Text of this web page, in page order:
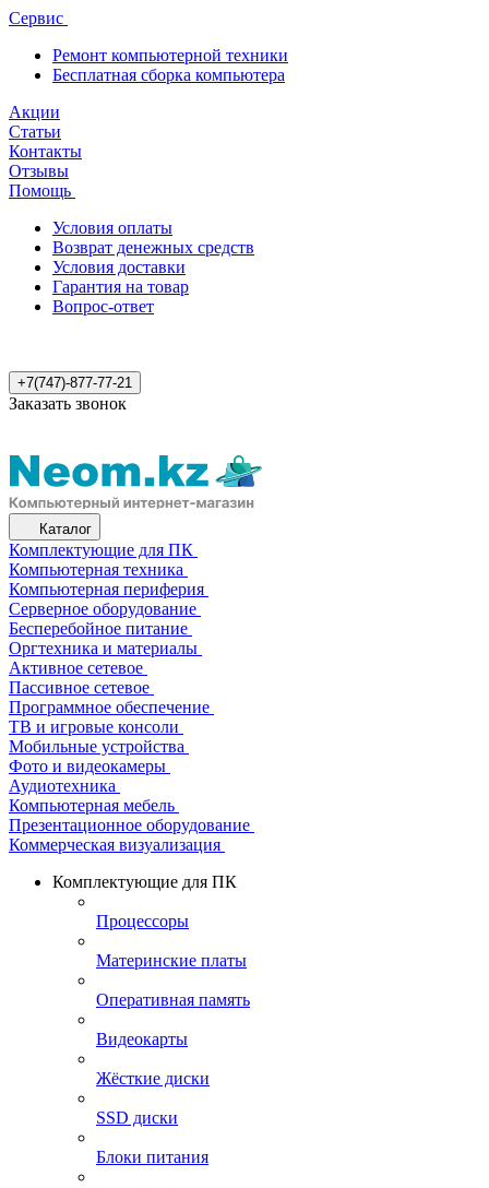
Сервис
Ремонт компьютерной техники
Бесплатная сборка компьютера
Акции
Статьи
Контакты
Отзывы
Помощь
Условия оплаты
Возврат денежных средств
Условия доставки
Гарантия на товар
Вопрос-ответ
+7(747)-877-77-21
Заказать звонок
Каталог
Комплектующие для ПК
Компьютерная техника
Компьютерная периферия
Серверное оборудование
Бесперебойное питание
Оргтехника и материалы
Активное сетевое
Пассивное сетевое
Программное обеспечение
ТВ и игровые консоли
Мобильные устройства
Фото и видеокамеры
Аудиотехника
Компьютерная мебель
Презентационное оборудование
Коммерческая визуализация
Комплектующие для ПК
Процессоры
Материнские платы
Оперативная память
Видеокарты
Жёсткие диски
SSD диски
Блоки питания